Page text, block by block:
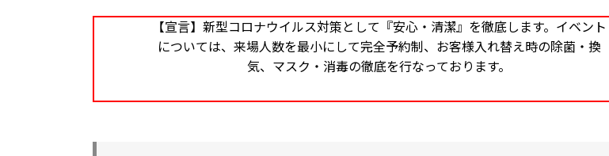
【宣言】新型コロナウイルス対策として『安心・清潔』を徹底します。イベント
については、来場人数を最小にして完全予約制、お客様入れ替え時の除菌・換
気、マスク・消毒の徹底を行なっております。